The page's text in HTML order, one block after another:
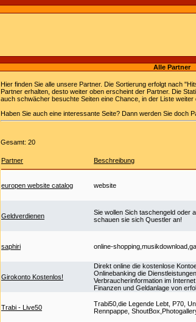
Alle Partner
Hier finden Sie alle unsere Partner. Die Sortierung erfolgt nach
Partner erhalten, desto weiter oben erscheint der Partner. Die
auch schwächer besuchte Seiten eine Chance, in der Liste weiter
Haben Sie auch eine interessante Seite? Dann werden Sie doch
Gesamt: 20
Partner Beschreibung
europen website catalog website
Geldverdienen
Sie wollen Sich taschengeld oder
schauen sie sich Questler an!
saphiri online-
Girokonto Kostenlos!
Direkt online die kostenlose
Onlinebanking die
Verbraucherinformation im
Finanzen und Geldanlage von
Trabi - Live50
Trabi50,die Legende Lebt, P70,
Rennpappe,